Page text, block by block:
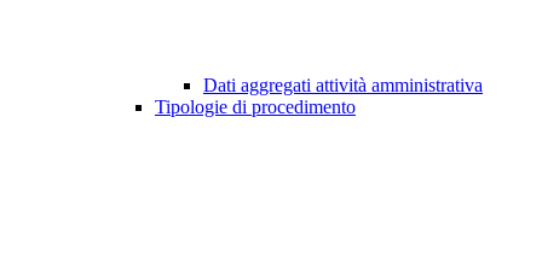
Dati aggregati attività amministrativa
Tipologie di procedimento